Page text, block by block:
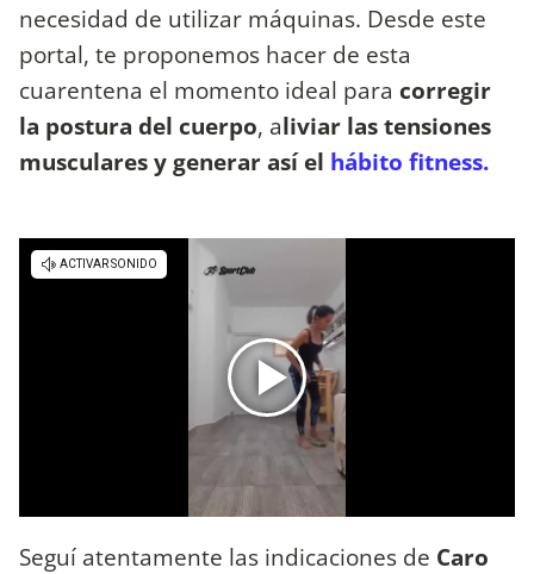
necesidad de utilizar máquinas. Desde este
portal, te proponemos hacer de esta
cuarentena el momento ideal para corregir
la postura del cuerpo, aliviar las tensiones
musculares y generar así el hábito fitness.
Seguí atentamente las indicaciones de Caro